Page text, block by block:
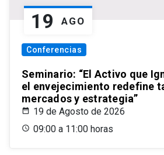
19 AGO
Conferencias
Seminario: “El Activo que
el envejecimiento redefine
mercados y estrategia”
19 de Agosto de 2026
09:00 a 11:00 horas